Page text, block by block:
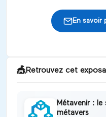
En savoir
🎪Retrouvez cet
Métavenir : le
métavers